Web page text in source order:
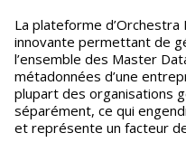
La plateforme
innovante permettant de
l’ensemble des Master
métadonnées d’une
plupart des organisations
séparément, ce qui
et représente un facteur